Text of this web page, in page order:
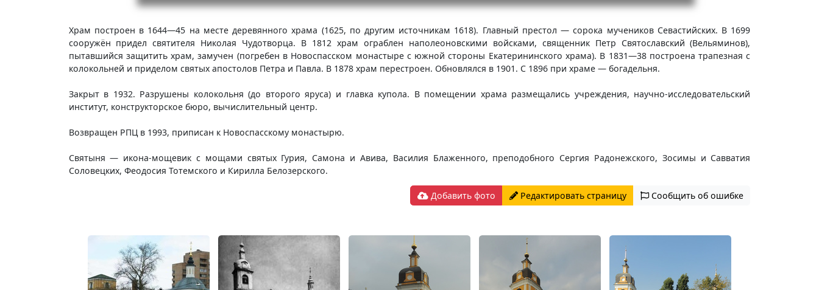
Храм построен в 1644—45 на месте деревянного храма (1625, по другим источникам 1618). Главный престол — сорока мучеников Севастийских. В 1699
coopужён придел святителя Николая Чудотворца. В 1812 храм ограблен наполеоновскими войсками, священник Петр Святославский (Вельяминов),
пытавшийся защитить храм, замучен (погребен в Новоспасском монастыре с южной стороны Екатерининского храма). В 1831—38 построена трапезная с
колокольней и приделом святых апостолов Петра и Павла. В 1878 храм перестроен. Обновлялся в 1901. С 1896 при храме — богадельня.
Закрыт в 1932. Разрушены колокольня (до второго яруса) и главка купола. В помещении храма размещались учреждения, научно-исследовательский
институт, конструкторское бюро, вычислительный центр.
Возвращен РПЦ в 1993, приписан к Новоспасскому монастырю.
Святыня — икона-мощевик с мощами святых Гурия, Самона и Авива, Василия Блаженного, преподобного Сергия Радонежского, Зосимы и Савватия
Соловецких, Феодосия Тотемского и Кирилла Белозерского.
Добавить фото Редактировать страницу Сообщить об ошибке